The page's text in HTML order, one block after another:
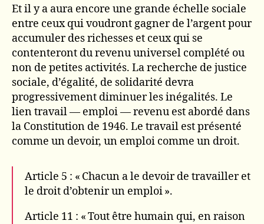
Et il y a aura encore une grande échelle sociale
entre ceux qui voudront gagner de l’argent pour
accumuler des richesses et ceux qui se
contenteront du revenu universel complété ou
non de petites activités. La recherche de justice
sociale, d’égalité, de solidarité devra
progressivement diminuer les inégalités. Le
lien travail — emploi — revenu est abordé dans
la Constitution de 1946. Le travail est présenté
comme un devoir, un emploi comme un droit.
Article 5 : « Chacun a le devoir de travailler et
le droit d’obtenir un emploi ».
Article 11 : « Tout être humain qui, en raison